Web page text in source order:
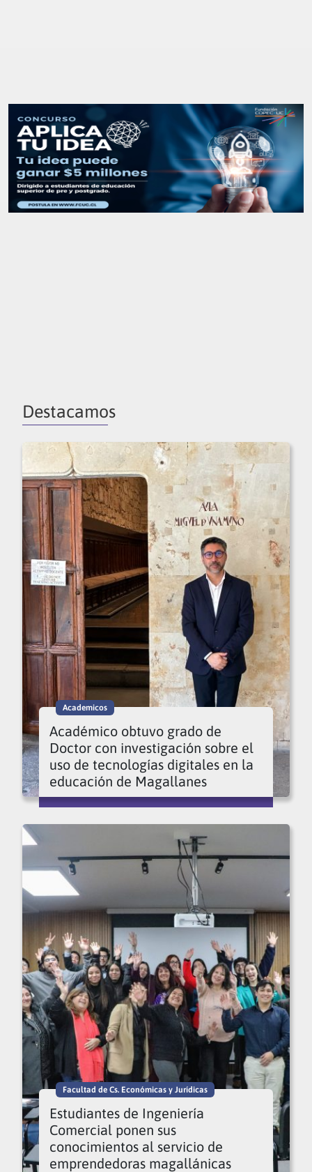
Destacamos
Academicos
Académico obtuvo grado de
Doctor con investigación sobre el
uso de tecnologías digitales en la
educación de Magallanes
Facultad de Cs. Económicas y Jurídicas
Estudiantes de Ingeniería
Comercial ponen sus
conocimientos al servicio de
emprendedoras magallánicas